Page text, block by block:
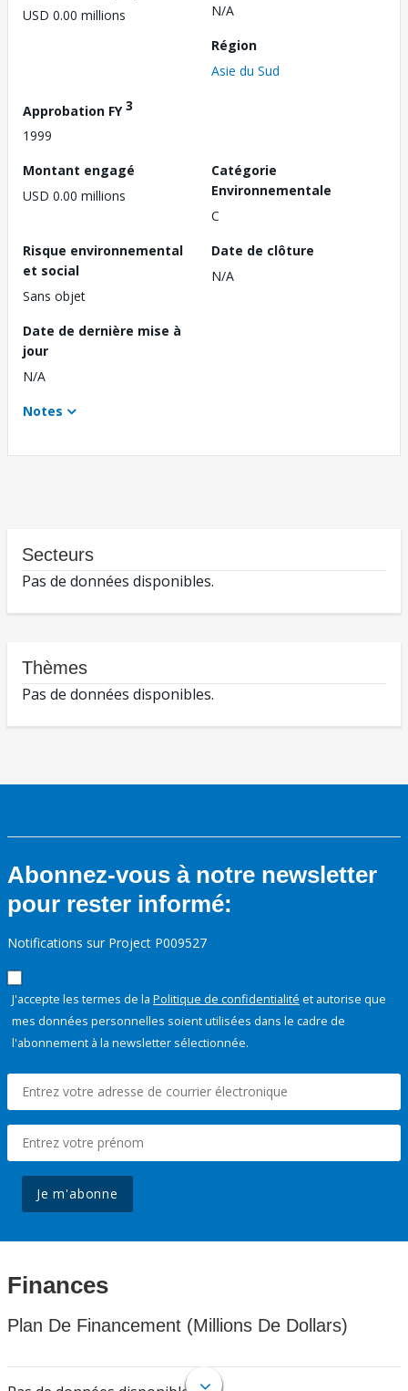
USD 0.00 millions
N/A
Région
Asie du Sud
Approbation FY3
1999
Montant engagé
USD 0.00 millions
Catégorie
Environnementale
C
Risque environnemental
et social
Sans objet
Date de clôture
N/A
Date de dernière mise à
jour
N/A
Notes
Secteurs
Pas de données disponibles.
Thèmes
Pas de données disponibles.
Abonnez-vous à notre newsletter
pour rester informé:
Notifications sur Project P009527
J'accepte les termes de la Politique de confidentialité et autorise que
mes données personnelles soient utilisées dans le cadre de
l'abonnement à la newsletter sélectionnée.
Je m'abonne
Finances
Plan De Financement (Millions De Dollars)